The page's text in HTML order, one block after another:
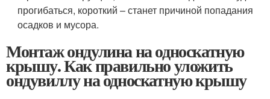
прогибаться, короткий – станет причиной попадания
осадков и мусора.
Монтаж ондулина на односкатную
крышу. Как правильно уложить
ондувиллу на односкатную крышу